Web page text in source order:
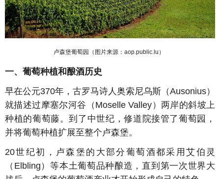
卢森堡葡萄园（图片来源： aop.public.lu ）
一、葡萄种植和酿酒历史
早在公元370年，古罗马诗人奥索尼乌斯（Ausonius）
就描述过摩塞尔河谷（ Moselle Valley ）两岸的斜坡上
种植的葡萄藤。到了中世纪，修道院接管了葡萄园，
并将葡萄种植扩展至整个卢森堡。
20世纪初，卢森堡的 大部分葡萄酒都采用艾伯灵
（ Elbling ）等本土葡萄品种酿造，直到第一次世界大